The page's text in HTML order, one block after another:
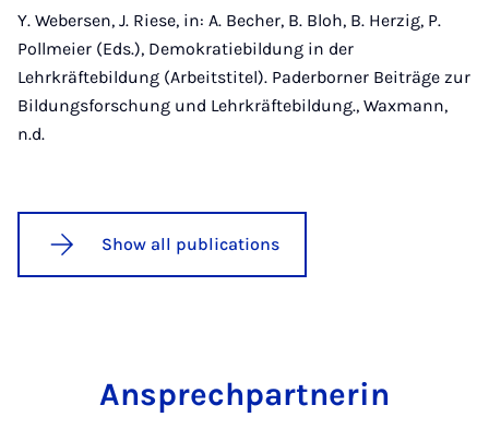
Y. Webersen, J. Riese, in: A. Becher, B. Bloh, B. Herzig, P.
Pollmeier (Eds.), Demokratiebildung in der
Lehrkräftebildung (Arbeitstitel). Paderborner Beiträge zur
Bildungsforschung und Lehrkräftebildung., Waxmann,
n.d.
Show all publications
An­s­prech­part­ner­in